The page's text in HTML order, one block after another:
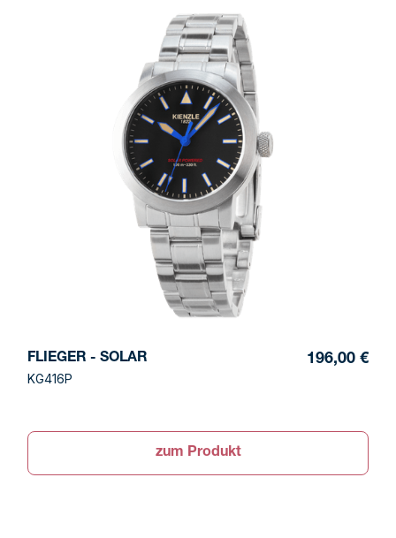
FLIEGER - SOLAR
KG416P
196,00 €
zum Produkt